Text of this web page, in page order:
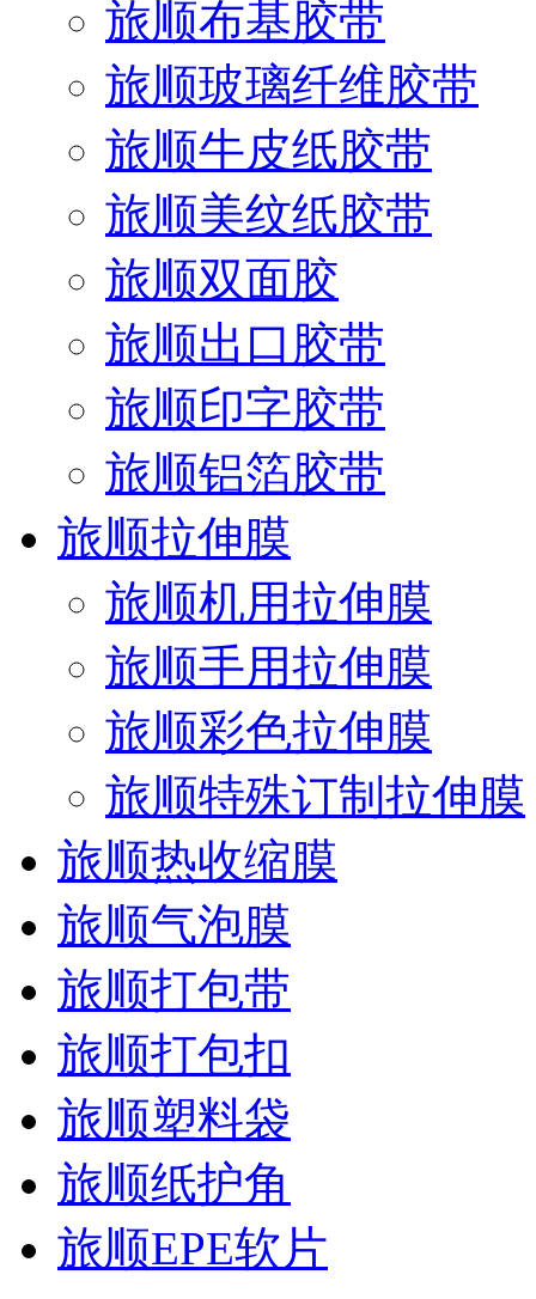
旅顺布基胶带
旅顺玻璃纤维胶带
旅顺牛皮纸胶带
旅顺美纹纸胶带
旅顺双面胶
旅顺出口胶带
旅顺印字胶带
旅顺铝箔胶带
旅顺拉伸膜
旅顺机用拉伸膜
旅顺手用拉伸膜
旅顺彩色拉伸膜
旅顺特殊订制拉伸膜
旅顺热收缩膜
旅顺气泡膜
旅顺打包带
旅顺打包扣
旅顺塑料袋
旅顺纸护角
旅顺EPE软片